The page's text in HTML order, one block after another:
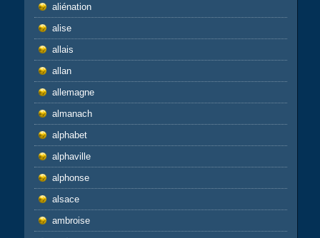
aliénation
alise
allais
allan
allemagne
almanach
alphabet
alphaville
alphonse
alsace
ambroise